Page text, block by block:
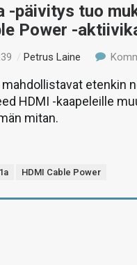
-päivitys tuo
Power -
/Petrus Laine
etenkin
HDMI -kaapeleille
mitan.
HDMI Cable Power